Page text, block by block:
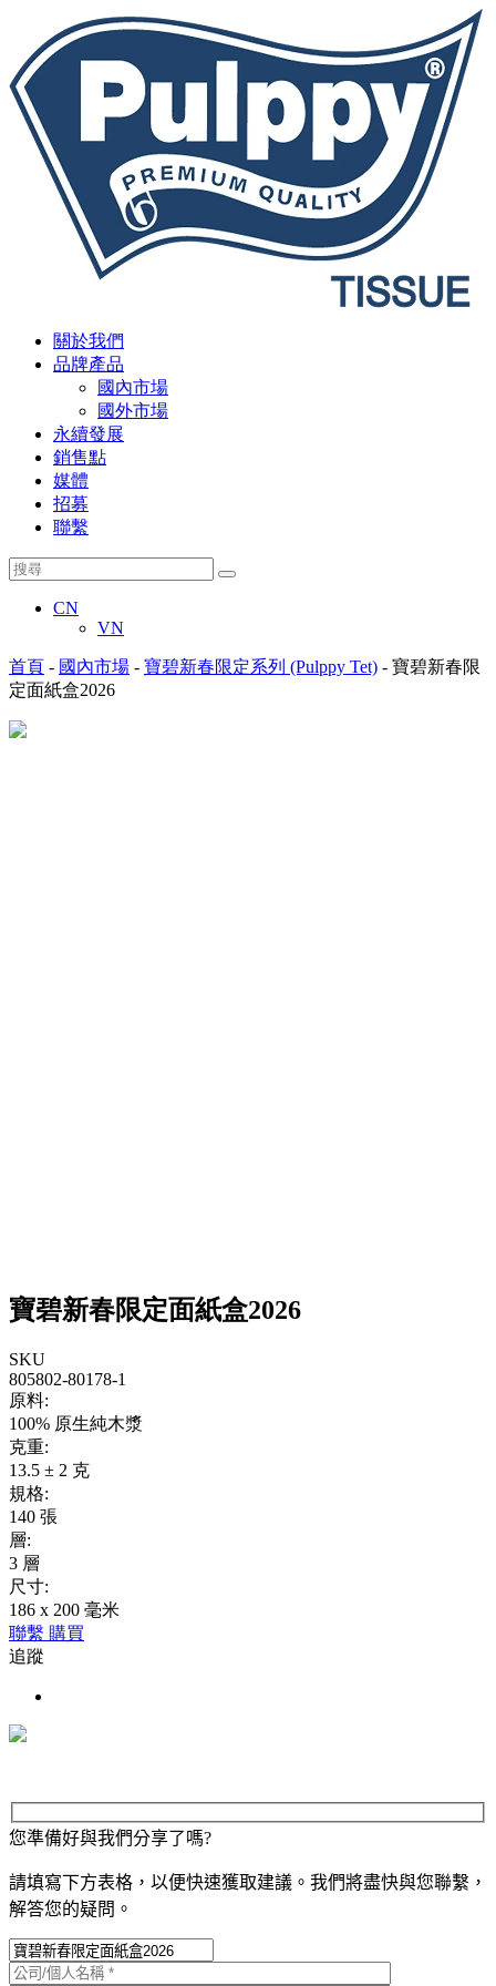
關於我們
品牌產品
國內市場
國外市場
永續發展
銷售點
媒體
招募
聯繫
CN
VN
首頁 - 國內市場 - 寶碧新春限定系列 (Pulppy Tet) - 寶碧新春限
定面紙盒2026
寶碧新春限定面紙盒2026
SKU
805802-80178-1
原料:
100% 原生純木漿
克重:
13.5 ± 2 克
規格:
140 張
層:
3 層
尺寸:
186 x 200 毫米
聯繫 購買
追蹤
您準備好與我們分享了嗎?
請填寫下方表格，以便快速獲取建議。我們將盡快與您聯繫，
解答您的疑問。